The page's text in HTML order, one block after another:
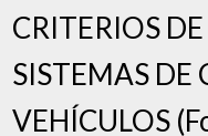
CRITERIOS
SISTEMAS
VEHÍCULOS